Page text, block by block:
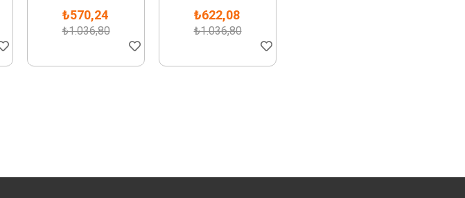
₺570,24
₺1.036,80
₺622,08
₺1.036,80